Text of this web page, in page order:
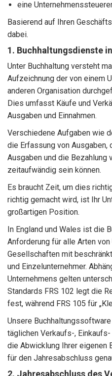
eine
Basierend auf Ihren
dabei.
1. Buchhaltungsdienste
Unter Buchhaltung versteht
Aufzeichnung der von einem
anderen Organisation
Dies umfasst Käufe und
Ausgaben und Einnahmen.
Verschiedene Aufgaben wie
die Erfassung von Ausgaben,
Ausgaben und die Bezahlung
zeitaufwändig sein können.
Es braucht Zeit, um dies
richtig gemacht wird, ist Ihr
großartigen Position.
In England und Wales ist die
Anforderung für alle Arten
Gesellschaften mit
und Einzelunternehmer.
Unternehmens gelten
Standards FRS 102 legt die
fest, während FRS 105 für
Unsere
täglichen Verkaufs-,
die Abwicklung Ihrer eigenen
für den Jahresabschluss
2. Jahresabschluss des